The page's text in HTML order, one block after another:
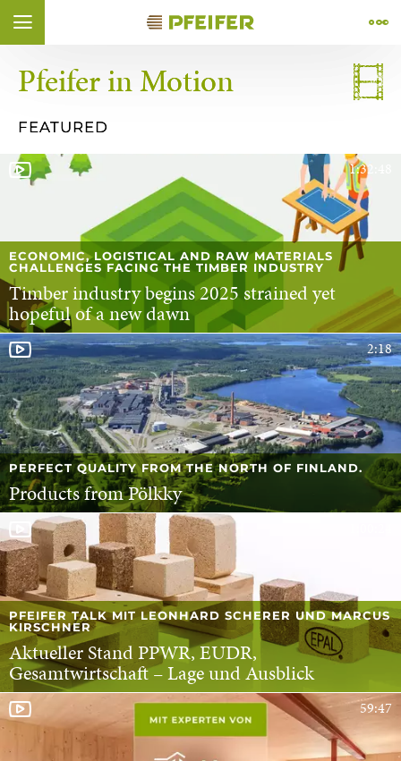
FRANÇAIS
Aller au contenu ( Control + Option+ 1)
Aller au pied de page ( Control + Option
Aller à la navigation ( Control + Option
Aller à la recherche ( Control + Option+ 4)
Ouvrir le widget d'accessibilité (Control + Option
Aller à la déclaration d’accessibilité (Control + Option
Pfeifer in Motion
FEATURED
1:32:48
ECONOMIC, LOGISTICAL AND RAW MATERIALS
CHALLENGES FACING THE TIMBER INDUSTRY
Timber industry begins 2025 strained yet
hopeful of a new dawn
2:18
PERFECT QUALITY FROM THE NORTH OF FINLAND.
Products from Pölkky
PFEIFER TALK MIT LEONHARD SCHERER UND MARCUS
KIRSCHNER
Aktueller Stand PPWR, EUDR,
Gesamtwirtschaft – Lage und Ausblick
59:47